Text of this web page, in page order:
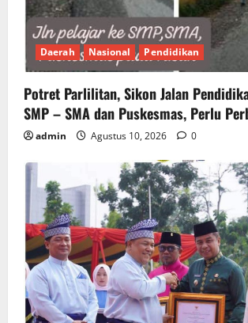
Daerah Nasional Pendidikan
Potret Parlilitan, Sikon Jalan
SMP – SMA dan Puskesmas, Perlu
admin Agustus 10, 2026 0